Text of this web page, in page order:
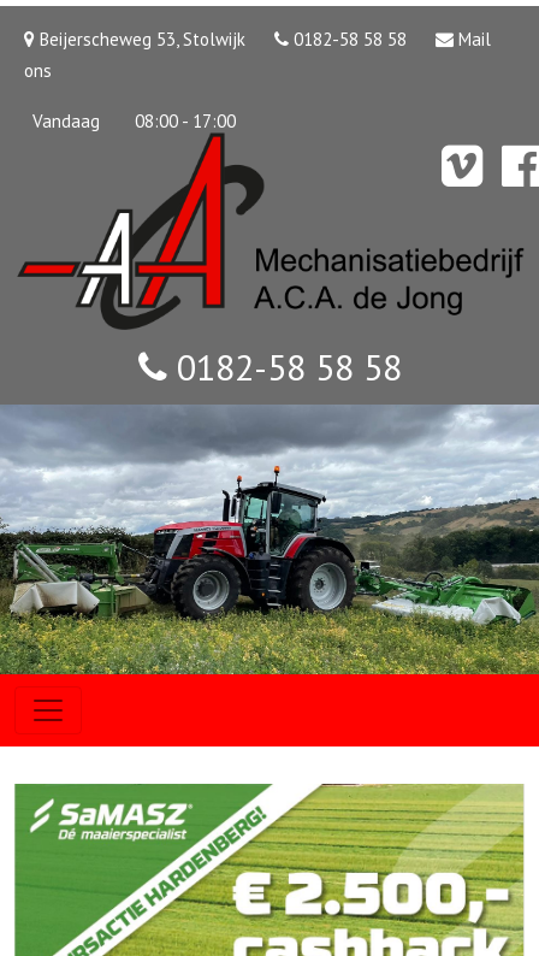
Beijerscheweg 53, Stolwijk 0182-58 58 58
Mail
ons
Vandaag 08:00 - 17:00
0182-58 58 58